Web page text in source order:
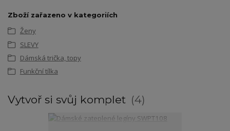
Zboží zařazeno v kategoriích
Ženy
SLEVY
Dámská trička, topy
Funkční tílka
Vytvoř si svůj komplet 4